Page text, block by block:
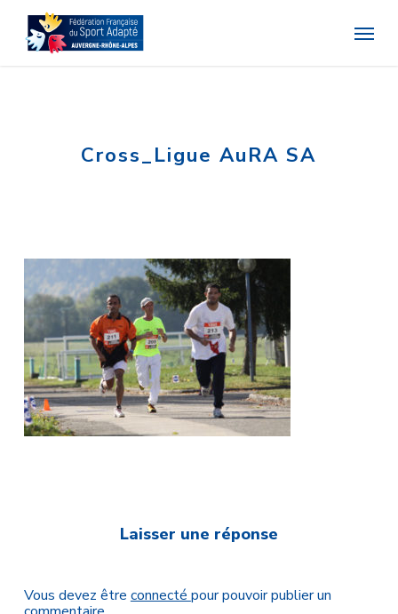
main
content
Menu
Cross_Ligue AuRA SA
Laisser une réponse
Vous devez être connecté pour pouvoir publier un